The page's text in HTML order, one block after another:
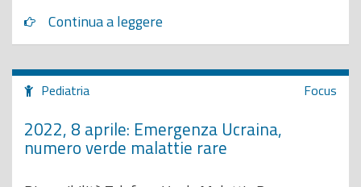
Continua a leggere
Pediatria Focus
2022, 8 aprile: Emergenza Ucraina,
numero verde malattie rare